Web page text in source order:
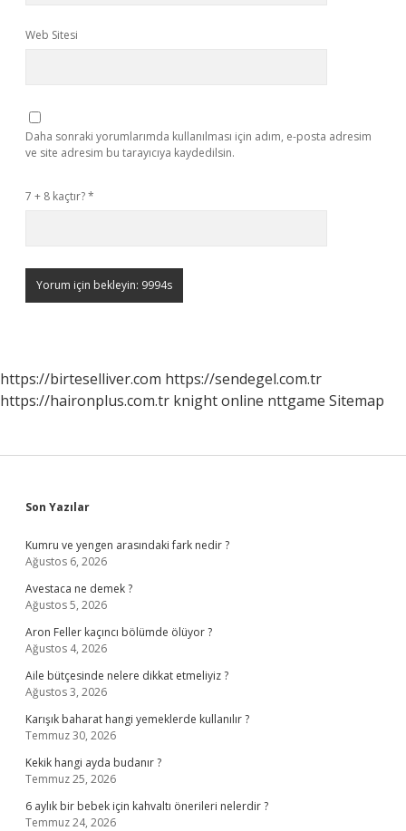
Web Sitesi
Daha sonraki yorumlarımda kullanılması için adım, e-posta adresim
ve site adresim bu tarayıcıya kaydedilsin.
7 + 8 kaçtır?*
https://birteselliver.com https://sendegel.com.tr
https://haironplus.com.tr knight online nttgame Sitemap
Sidebar
Son Yazılar
Kumru ve yengen arasındaki fark nedir ?
Ağustos 6, 2026
Avestaca ne demek ?
Ağustos 5, 2026
Aron Feller kaçıncı bölümde ölüyor ?
Ağustos 4, 2026
Aile bütçesinde nelere dikkat etmeliyiz ?
Ağustos 3, 2026
Karışık baharat hangi yemeklerde kullanılır ?
Temmuz 30, 2026
Kekik hangi ayda budanır ?
Temmuz 25, 2026
6 aylık bir bebek için kahvaltı önerileri nelerdir ?
Temmuz 24, 2026